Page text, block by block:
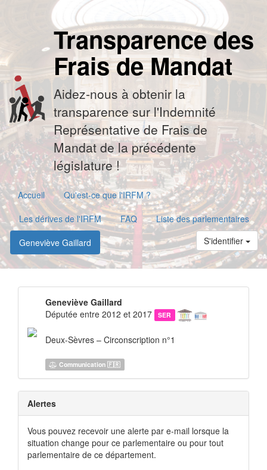
Transparence des
Frais de Mandat
Aidez-nous à obtenir la
transparence sur l'Indemnité
Représentative de Frais de
Mandat de la précédente
législature !
Accueil
Qu'est-ce que l'IRFM ?
Les dérives de l'IRFM
FAQ
Liste des parlementaires
Geneviève Gaillard
S'identifier
Geneviève Gaillard
Députée entre 2012 et 2017
SER
Deux-Sèvres – Circonscription n°1
Communication 🇫🇷
Alertes
Vous pouvez recevoir une alerte par e-mail lorsque la
situation change pour ce parlementaire ou pour tout
parlementaire de ce département.